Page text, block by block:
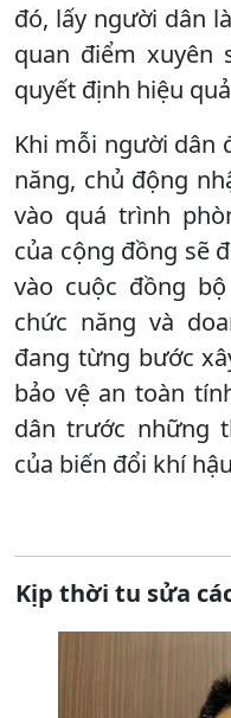
đó, lấy người dân
quan điểm xuyên
quyết định hiệu
Khi mỗi người dân
năng, chủ động
vào quá trình
của cộng đồng sẽ
vào cuộc đồng
chức năng và
đang từng bước
bảo vệ an toàn
dân trước những
của biến đổi khí
Kịp thời tu sửa